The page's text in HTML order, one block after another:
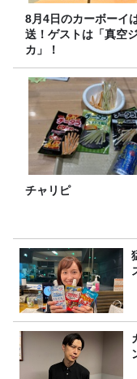
8月4日のカーボーイ
送！ゲストは「真空
カ」！
チャリピ